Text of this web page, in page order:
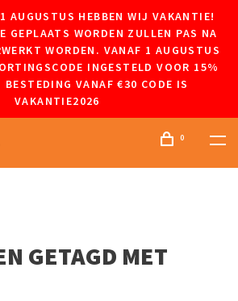
AUGUSTUS HEBBEN WIJ VAKANTIE!
GEPLAATS WORDEN ZULLEN PAS NA
WORDEN. VANAF 1 AUGUSTUS
INGESTELD VOOR 15%
VANAF €30 CODE IS
VAKANTIE2026
0
GETAGD MET